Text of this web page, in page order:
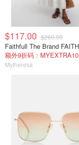
$117.00 $260.00
额外9折码：MYEXTRA10
Mytheresa